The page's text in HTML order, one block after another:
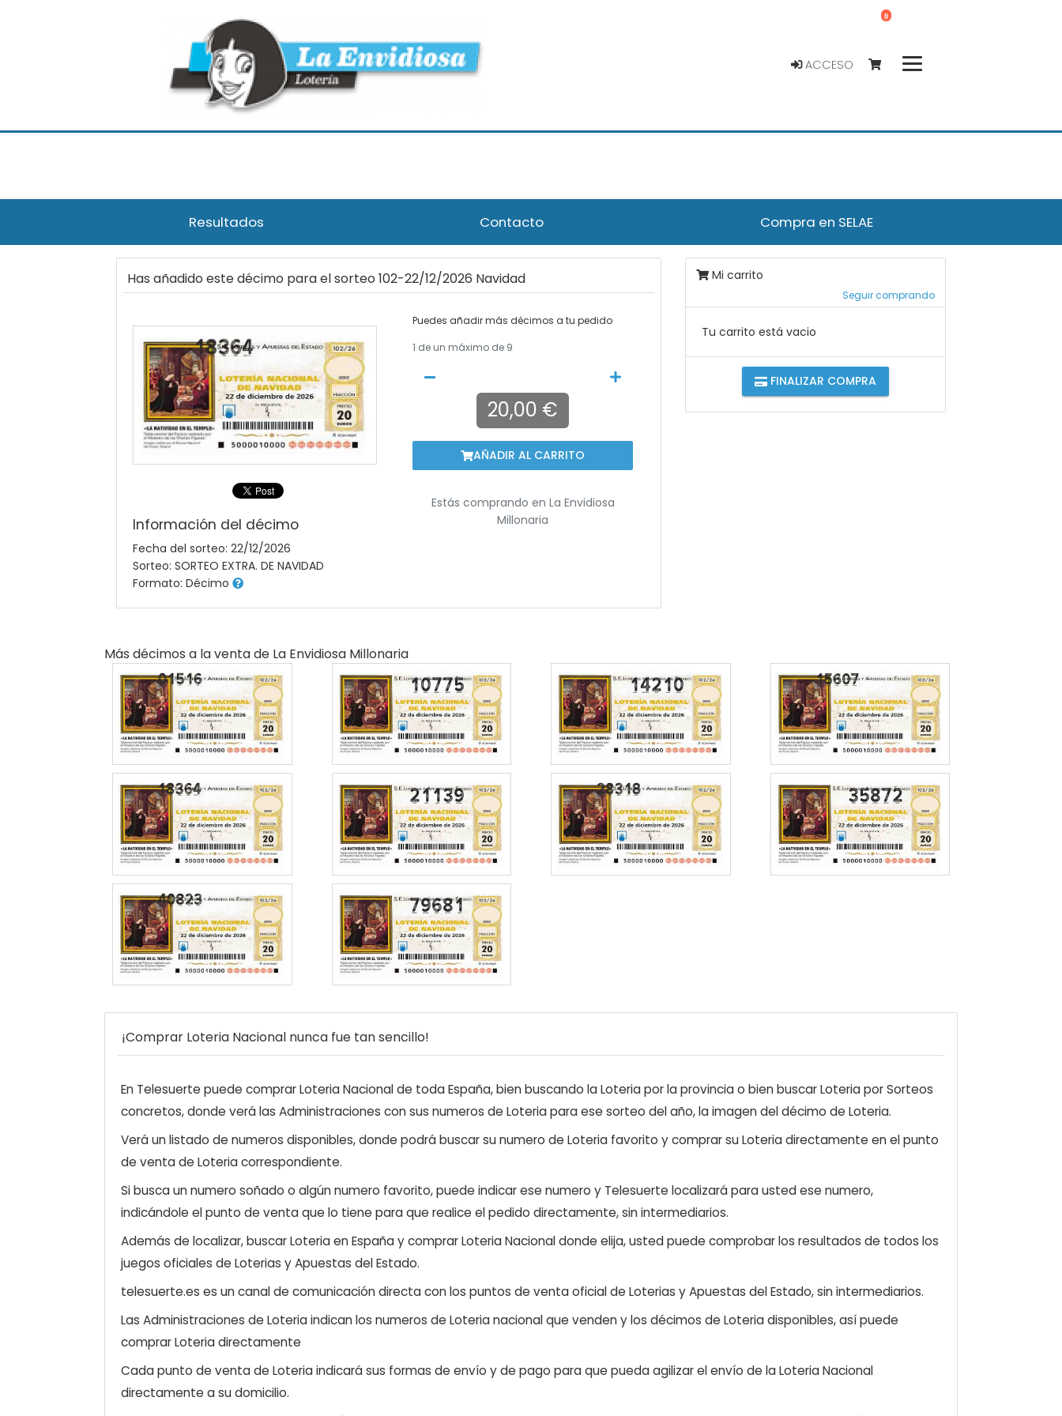
ACCESO
0
Resultados Contacto Compra en SELAE
Has añadido este décimo para el sorteo 102-22/12/2026 Navidad
Información del décimo
Fecha del sorteo: 22/12/2026
Sorteo: SORTEO EXTRA. DE NAVIDAD
Formato: Décimo
Puedes añadir más décimos a tu pedido
1 de un máximo de 9
20,00 €
AÑADIR AL CARRITO
Estás comprando en La Envidiosa
Millonaria
Mi carrito
Seguir comprando
Tu carrito está vacio
FINALIZAR COMPRA
Más décimos a la venta de La Envidiosa Millonaria
10775 14210
21139 35872
79681
¡Comprar Loteria Nacional nunca fue tan sencillo!
En Telesuerte puede comprar Loteria Nacional de toda España, bien buscando la Loteria por la provincia o bien buscar Loteria por Sorteos
concretos, donde verá las Administraciones con sus numeros de Loteria para ese sorteo del año, la imagen del décimo de Loteria.
Verá un listado de numeros disponibles, donde podrá buscar su numero de Loteria favorito y comprar su Loteria directamente en el punto
de venta de Loteria correspondiente.
Si busca un numero soñado o algún numero favorito, puede indicar ese numero y Telesuerte localizará para usted ese numero,
indicándole el punto de venta que lo tiene para que realice el pedido directamente, sin intermediarios.
Además de localizar, buscar Loteria en España y comprar Loteria Nacional donde elija, usted puede comprobar los resultados de todos los
juegos oficiales de Loterias y Apuestas del Estado.
telesuerte.es es un canal de comunicación directa con los puntos de venta oficial de Loterias y Apuestas del Estado, sin intermediarios.
Las Administraciones de Loteria indican los numeros de Loteria nacional que venden y los décimos de Loteria disponibles, así puede
comprar Loteria directamente
Cada punto de venta de Loteria indicará sus formas de envío y de pago para que pueda agilizar el envío de la Loteria Nacional
directamente a su domicilio.